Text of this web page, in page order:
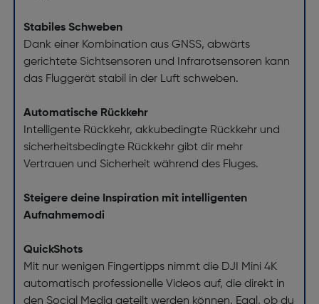
Stabiles Schweben
Dank einer Kombination aus GNSS, abwärts
gerichtete Sichtsensoren und Infrarotsensoren kann
das Fluggerät stabil in der Luft schweben.
Automatische Rückkehr
Intelligente Rückkehr, akkubedingte Rückkehr und
sicherheitsbedingte Rückkehr gibt dir mehr
Vertrauen und Sicherheit während des Fluges.
Steigere deine Inspiration mit intelligenten
Aufnahmemodi
QuickShots
Mit nur wenigen Fingertipps nimmt die DJI Mini 4K
automatisch professionelle Videos auf, die direkt in
den Social Media geteilt werden können. Egal, ob du